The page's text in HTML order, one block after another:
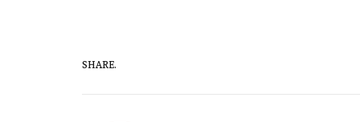
SHARE.